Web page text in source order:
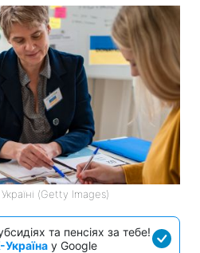
(Getty Images)
та пенсіях за тебе!
у Google